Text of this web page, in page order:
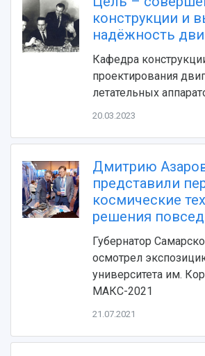
Устойчивое развитие
3D-тур по университету
Учебный аэродром
Ботанический сад
Умный дом бабочек
Международный
Сведения об
Официальные документы
Видеолекции
Противодействие COVID-19
деятельности
Журналы Самарского
Научные конференции
Публикации и издания
Отчеты о проведенных
конструкции и
надёжность
Кафедра
проектирования
летательных
20.03.2023
Дмитрию
представили
космические
решения
Губернатор
осмотрел
университета им.
МАКС-2021
21.07.2021